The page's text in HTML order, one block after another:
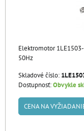
Elektromotor
50Hz
Skladové číslo:
Dostupnosť:Obvykle
CENA NA